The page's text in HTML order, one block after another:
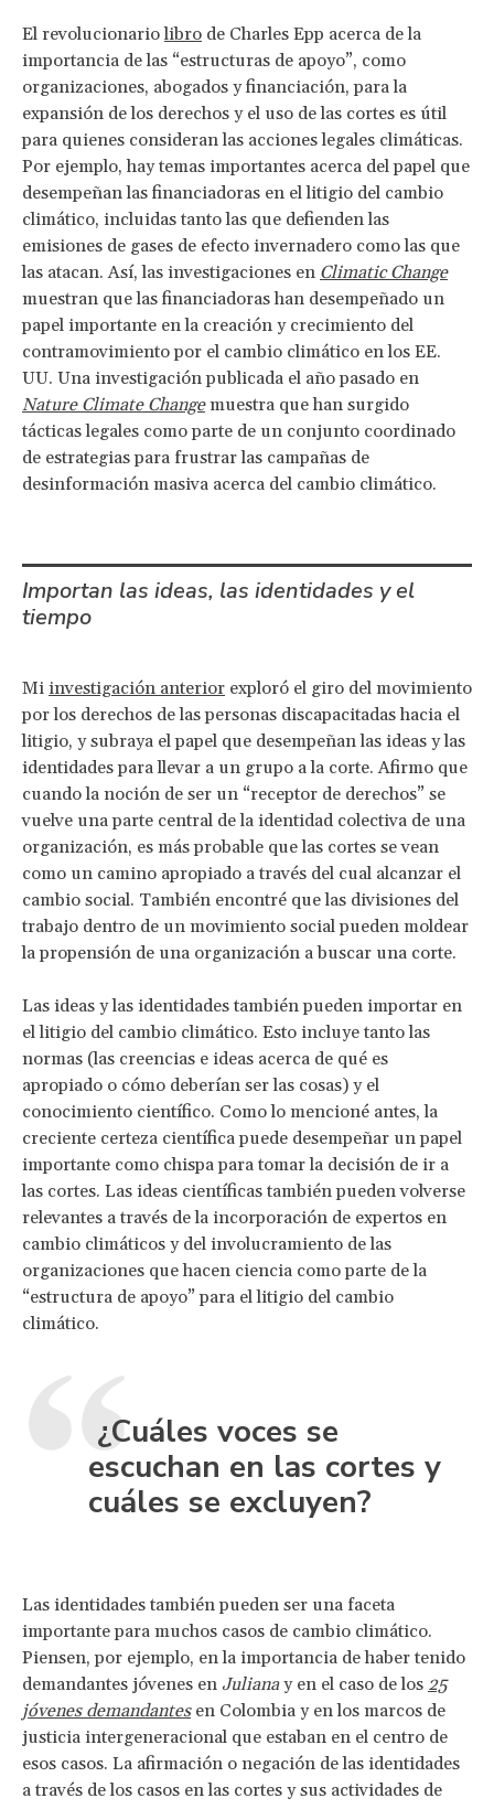
El revolucionariolibro de Charles Epp acerca de la
importancia de las “estructuras de apoyo”, como
organizaciones, abogados y financiación, para la
expansión de los derechos y el uso de las cortes es útil
para quienes consideran las acciones legales climáticas.
Por ejemplo, hay temas importantes acerca del papel que
desempeñan las financiadoras en el litigio del cambio
climático, incluidas tanto las que defienden las
emisiones de gases de efecto invernadero como las que
las atacan. Así, las investigaciones en Climatic Change
muestran que las financiadoras han desempeñado un
papel importante en la creación y crecimiento del
contramovimiento por el cambio climático en los EE.
UU. Una investigación publicada el año pasado en
Nature Climate Changemuestra que han surgido
tácticas legales como parte de un conjunto coordinado
de estrategias para frustrar las campañas de
desinformación masiva acerca del cambio climático.
Importan las ideas, las identidades y el
tiempo
Mi investigación anterior exploró el giro del movimiento
por los derechos de las personas discapacitadas hacia el
litigio, y subraya el papel que desempeñan las ideas y las
identidades para llevar a un grupo a la corte. Afirmo que
cuando la noción de ser un “receptor de derechos” se
vuelve una parte central de la identidad colectiva de una
organización, es más probable que las cortes se vean
como un camino apropiado a través del cual alcanzar el
cambio social. También encontré que las divisiones del
trabajo dentro de un movimiento social pueden moldear
la propensión de una organización a buscar una corte.
Las ideas y las identidades también pueden importar en
el litigio del cambio climático. Esto incluye tanto las
normas (las creencias e ideas acerca de qué es
apropiado o cómo deberían ser las cosas) y el
conocimiento científico. Como lo mencioné antes, la
creciente certeza científica puede desempeñar un papel
importante como chispa para tomar la decisión de ir a
las cortes. Las ideas científicas también pueden volverse
relevantes a través de la incorporación de expertos en
cambio climáticos y del involucramiento de las
organizaciones que hacen ciencia como parte de la
“estructura de apoyo” para el litigio del cambio
climático.
¿Cuáles voces se
escuchan en las cortes y
cuáles se excluyen?
Las identidades también pueden ser una faceta
importante para muchos casos de cambio climático.
Piensen, por ejemplo, en la importancia de haber tenido
demandantes jóvenes en Julianay en el caso de los 25
jóvenes demandantesen Colombia y en los marcos de
justicia intergeneracional que estaban en el centro de
esos casos. La afirmación o negación de las identidades
a través de los casos en las cortes y sus actividades de